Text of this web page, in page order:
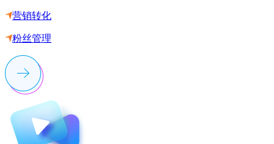
营销转化
粉丝管理